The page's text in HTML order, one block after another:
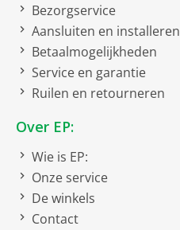
Bezorgservice
Aansluiten en installeren
Betaalmogelijkheden
Service en garantie
Ruilen en retourneren
Over EP:
Wie is EP:
Onze service
De winkels
Contact